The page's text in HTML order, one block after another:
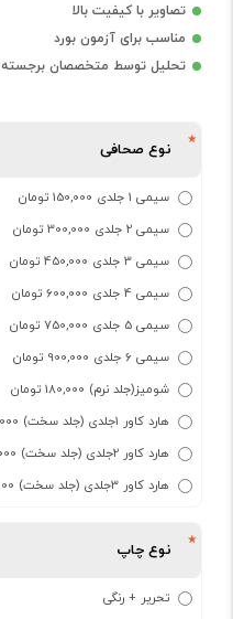
تصاویر با کیفیت بالا
مناسب برای آزمون بورد
تحلیل توسط متخصصان برجسته
نوع صحافی
سیمی 1 جلدی 150,000 تومان
سیمی 2 جلدی 300,000 تومان
سیمی 3 جلدی 450,000 تومان
سیمی 4 جلدی 600,000 تومان
سیمی 5 جلدی 750,000 تومان
سیمی 6 جلدی 900,000 تومان
شومیز(جلد نرم) 180,000 تومان
هارد کاور 1جلدی (جلد سخت) 300,000 تومان
هارد کاور 2جلدی (جلد سخت) 600,000 تومان
هارد کاور 3جلدی (جلد سخت) 900,000 تومان
نوع چاپ
تحریر + رنگی